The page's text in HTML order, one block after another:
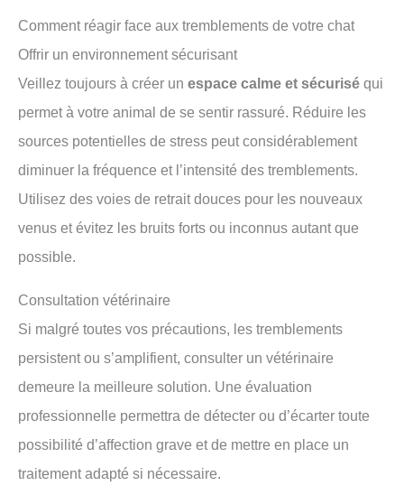
Comment réagir face aux tremblements de votre chat
Offrir un environnement sécurisant
Veillez toujours à créer un espace calme et sécurisé qui
permet à votre animal de se sentir rassuré. Réduire les
sources potentielles de stress peut considérablement
diminuer la fréquence et l’intensité des tremblements.
Utilisez des voies de retrait douces pour les nouveaux
venus et évitez les bruits forts ou inconnus autant que
possible.
Consultation vétérinaire
Si malgré toutes vos précautions, les tremblements
persistent ou s’amplifient, consulter un vétérinaire
demeure la meilleure solution. Une évaluation
professionnelle permettra de détecter ou d’écarter toute
possibilité d’affection grave et de mettre en place un
traitement adapté si nécessaire.